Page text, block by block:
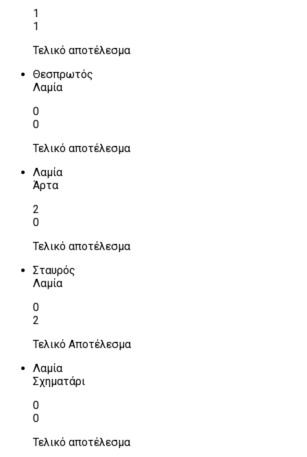
1
1
Τελικό αποτέλεσμα
Θεσπρωτός
Λαμία
0
0
Τελικό αποτέλεσμα
Λαμία
Άρτα
2
0
Τελικό αποτέλεσμα
Σταυρός
Λαμία
0
2
Τελικό Αποτέλεσμα
Λαμία
Σχηματάρι
0
0
Τελικό αποτέλεσμα